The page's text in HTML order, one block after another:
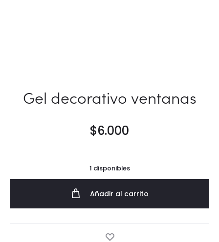
Gel decorativo ventanas
$6.000
1 disponibles
Añadir al carrito